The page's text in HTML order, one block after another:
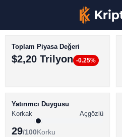
BİTCOİN HABERLERİ
ALTCOİN HABERLERİ
Toplam Piyasa Değeri
$2,20 Trilyon -0.25%
Yatırımcı Duygusu
Korkak
Açgözlü
29/100Korku